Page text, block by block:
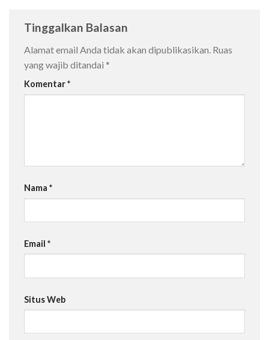
Tinggalkan Balasan
Alamat email Anda tidak akan dipublikasikan. Ruas
yang wajib ditandai *
Komentar*
Nama *
Email *
Situs Web